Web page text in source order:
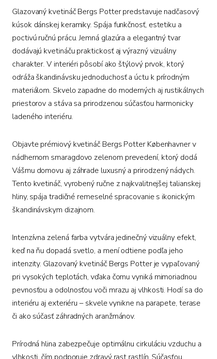
Glazovaný kvetináč Bergs Potter predstavuje nadčasový
kúsok dánskej keramiky. Spája funkčnosť, estetiku a
poctivú ručnú prácu. Jemná glazúra a elegantný tvar
dodávajú kvetináču praktickosť aj výrazný vizuálny
charakter. V interiéri pôsobí ako štýlový prvok, ktorý
odráža škandinávsku jednoduchosť a úctu k prírodným
materiálom. Skvelo zapadne do moderných aj rustikálnych
priestorov a stáva sa prirodzenou súčasťou harmonicky
ladeného interiéru.
Objavte prémiový kvetináč Bergs Potter Københavner v
nádhernom smaragdovo zelenom prevedení, ktorý dodá
Vášmu domovu aj záhrade luxusný a prirodzený nádych.
Tento kvetináč, vyrobený ručne z najkvalitnejšej talianskej
hliny, spája tradičné remeselné spracovanie s ikonickým
škandinávskym dizajnom.
Intenzívna zelená farba vytvára jedinečný vizuálny efekt,
keď na ňu dopadá svetlo, a mení odtiene podľa jeho
intenzity. Glazovaný kvetináč Bergs Potter je vypaľovaný
pri vysokých teplotách, vďaka čomu vyniká mimoriadnou
pevnosťou a odolnosťou voči mrazu aj vlhkosti. Hodí sa do
interiéru aj exteriéru – skvele vynikne na parapete, terase
či ako súčasť záhradných aranžmánov.
Prírodná hlina zabezpečuje optimálnu cirkuláciu vzduchu a